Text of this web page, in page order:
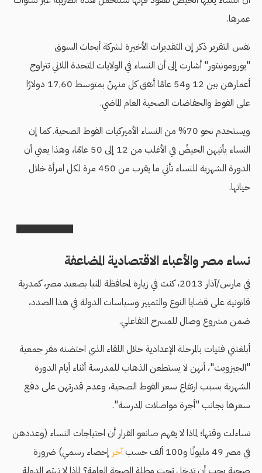
عمرها.
نفس التقرير ذكر إن التقديرات الأخيرة لشركة أبحاث السوق
"يورومونيتور" أشارت إلى أن النساء في الولايات المتحدة اللاتي تتراوح
أعمارهن بين 12 و54 عامًا أنفق كل منهنّ بمتوسط 17,60 دولارًا
على الفوط والحفاضات الصحية العام الماضي.
ويستخدم نحو 70% من النساء الأميركيات الفوط الصحية. كما إن
النساء يأتيهن الحيضُ في الأغلب من 12 إلى 50 عامًا، وهذا يعني أن
الدورة الشهرية للنساء تأتي ما يقرب من 450 مرة لكل امرأة خلال
حياتها.
نساء مصروالأعباءالاقتصادية المضاعفة
في مارس/آذار 2013، كنت في زيارة لمحافظة المنيا بصعيد مصر، كمدربة
قانونية على قضايا النوع والتمييز وسياسات الدولة في هذا الصدد،
ضمن مشروع وصال للمسرح التفاعلي.
أبلغتني فتيات بالمرحلة الإعدادية خلال اللقاء الذي احتضنه مقر جمعية
"الجيزويت"، أنهن لا يستطعن الذهاب للمدرسة أثناء أيام الدورة
الشهرية بسبب ارتفاع سعر الفوط الصحية، وعدم قدرتهن على دفع
سعرها بجانب "أجرة مواصلات المدرسة".
تساءلت وقتها؛ لماذا لا يفهم صانعو القرار أن احتياجات النساء (وعددهن
في مصر 49 مليونًا و100 ألف حسب
آخر إحصاء رسمي) ضرورة